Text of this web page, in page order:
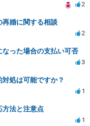
2
再婚に関する相談
2
った場合の支払い可否
3
処は可能ですか？
1
方法と注意点
1